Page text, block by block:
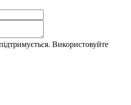
Використовуйте